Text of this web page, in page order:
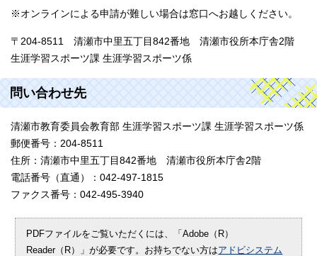
※オンラインによる申請が難しい場合は窓口へお越しください。
〒204-8511 清瀬市中里五丁目842番地 清瀬市役所本庁舎2階
生涯学習スポーツ課 生涯学習スポーツ係
問い合わせ先
清瀬市教育委員会教育部 生涯学習スポーツ課 生涯学習スポーツ係
郵便番号：204-8511
住所：清瀬市中里五丁目842番地 清瀬市役所本庁舎2階
電話番号（直通）：042-497-1815
ファクス番号：042-495-3940
PDFファイルをご覧いただくには、「Adobe（R）
Reader（R）」が必要です。お持ちでない方はアドビシステム